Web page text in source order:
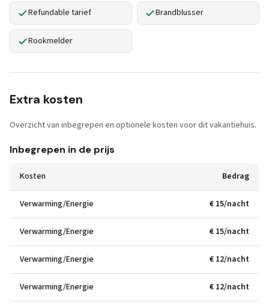
Refundable tarief Brandblusser
Rookmelder
Extra kosten
Overzicht van inbegrepen en optionele kosten voor dit vakantiehuis.
Inbegrepen in de prijs
Kosten Bedrag
Verwarming/Energie € 15/nacht
Verwarming/Energie € 15/nacht
Verwarming/Energie € 12/nacht
Verwarming/Energie € 12/nacht